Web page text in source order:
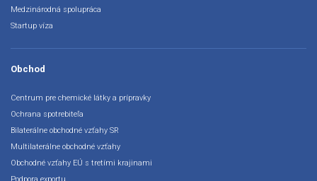
Medzinárodná spolupráca
Startup víza
Obchod
Centrum pre chemické látky a prípravky
Ochrana spotrebiteľa
Bilaterálne obchodné vzťahy SR
Multilaterálne obchodné vzťahy
Obchodné vzťahy EÚ s tretími krajinami